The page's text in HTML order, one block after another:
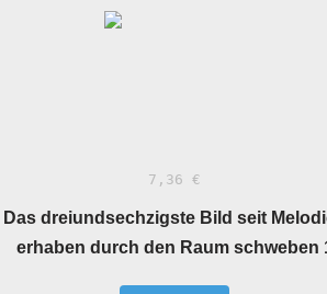
7,36 €
Das dreiundsechzigste Bild seit
erhaben durch den Raum schweben